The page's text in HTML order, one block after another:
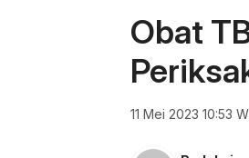
Obat
11 Mei 2023 10:53